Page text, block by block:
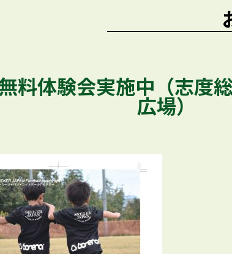
料体験会実施中（志度
広場）